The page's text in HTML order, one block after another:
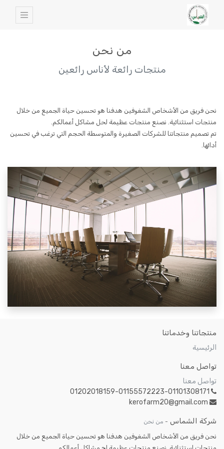
من نحن
منتجات رائعة لأناس رائعين
نحن فريق من الأشخاص الشغوفين هدفنا هو تحسين حياة الجميع من خلال
منتجات استثنائية. نصنع منتجات عظيمة لحل مشاكل أعمالكم.
تم تصميم منتجاتنا للشركات الصغيرة والمتوسطة الحجم التي ترغب في تحسين
أدائها.
منتجاتنا وخدماتنا
الرئيسية
تواصل معنا
تواصل معنا
01202018159-01155572223-01101308171
kerofarm20@gmail.com
شركة الشماس - من نحن
نحن فريق من الأشخاص الشغوفين هدفنا هو تحسين حياة الجميع من خلال